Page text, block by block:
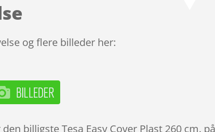
og flere billeder her:
billigste Tesa Easy Cover Plast 260 cm.